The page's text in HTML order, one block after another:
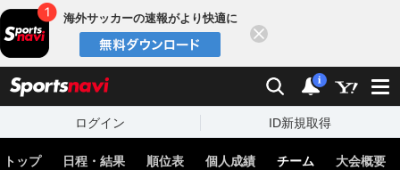
海外サッカーの速報がより快適に
検索 通知
i
ログイン ID新規取得
トップ 日程・結果 順位表 個人成績 チーム 大会概要